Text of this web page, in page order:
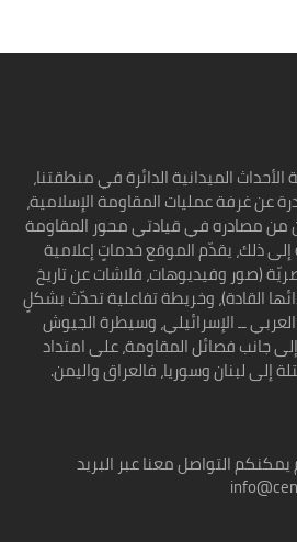
الميدانية الدائرة في منطقتنا،
عن غرفة عمليات المقاومة الإسلامية،
من مصادره في قيادتي محور المقاومة
إلى ذلك، يقدّم الموقع خدماتٍ إعلامية
(صور وفيديوهات، فلاشات عن تاريخ
القادة)، وخريطة تفاعلية تحدّث بشكلٍ
ــ الإسرائيلي، وسيطرة الجيوش
إلى جانب فصائل المقاومة، على امتداد
لبنان وسوريا، فالعراق واليمن.
التواصل معنا عبر البريد